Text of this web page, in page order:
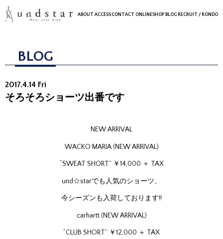
ABOUT ACCESSCONTACT ONLINESHOP BLOG RECRUIT / RONDO
BLOG
2017.4.14 Fri
そろそろショーツ出番です
NEW ARRIVAL
WACKO MARIA (NEW ARRIVAL)
“SWEAT SHORT” ￥14,000 ＋ TAX
und☆starでも人気のショーツ、
今シーズンも入荷しております!!
carhartt (NEW ARRIVAL)
“CLUB SHORT” ￥12,000 ＋ TAX